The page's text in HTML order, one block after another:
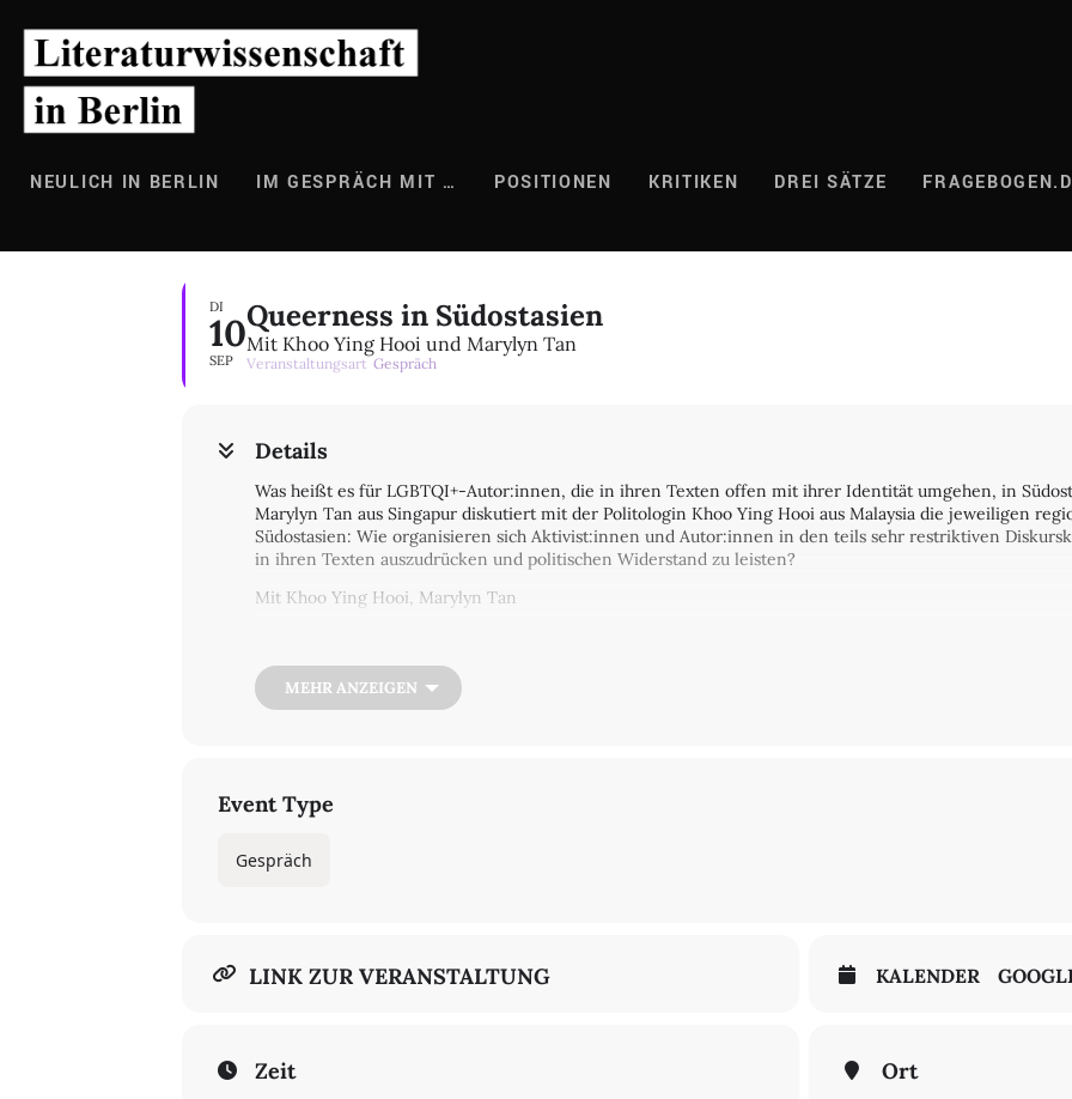
Inhalt
springen
NEULICH IN BERLIN IM GESPRÄCH MIT … POSITIONEN KRITIKEN DREI SÄTZE
DI
10
SEP
Queerness in Südostasien
Mit Khoo Ying Hooi und Marylyn Tan
Veranstaltungsart Gespräch
Details
Was heißt es für LGBTQI+-Autor:innen, die in ihren Texten offen mit ihrer Identität umgehen, in
Marylyn Tan aus Singapur diskutiert mit der Politologin Khoo Ying Hooi aus Malaysia die jeweiligen
Südostasien: Wie organisieren sich Aktivist:innen und Autor:innen in den teils sehr restriktiven
in ihren Texten auszudrücken und politischen Widerstand zu leisten?
Mit Khoo Ying Hooi, Marylyn Tan
Die Veranstaltung findet auf Englisch statt.
Der Eintritt ist frei. Eine Anmeldung über die Heinrich-Böll-Stiftung ist erforderlich. Danke!
MEHR ANZEIGEN
Event Type
Gespräch
LINK ZUR VERANSTALTUNG KALENDER
Zeit Ort